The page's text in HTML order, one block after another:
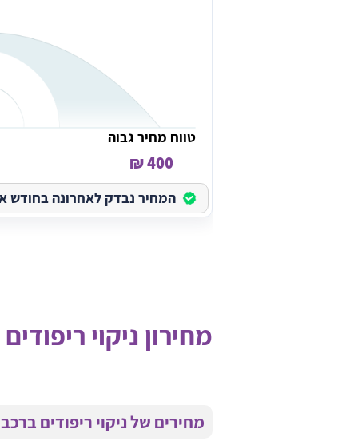
טווח מחיר גבוה
400 ₪
המחיר נבדק לאחרונה בחודש
מחירון ניקוי
מחירים של ניקוי ריפודים ברכב